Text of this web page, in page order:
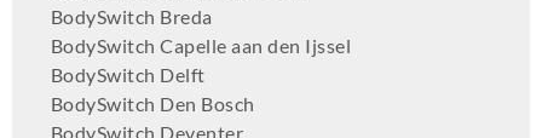
BodySwitch Breda
BodySwitch Capelle aan den Ijssel
BodySwitch Delft
BodySwitch Den Bosch
BodySwitch Deventer